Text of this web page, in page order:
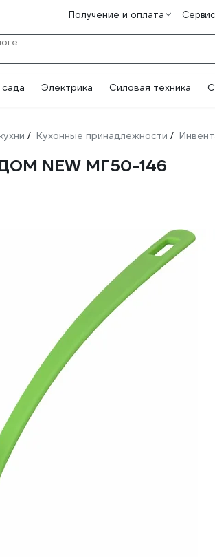
Получение и оплата
Электрика Силовая техника
/ Кухонные принадлежности /
NEW МГ50-146